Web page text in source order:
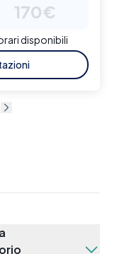
170€
disponibili